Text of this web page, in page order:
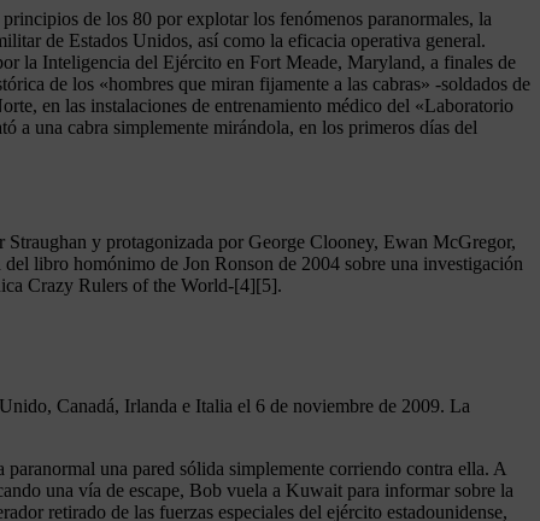
de los 80 por explotar los fenómenos paranormales, la
de Estados Unidos, así como la eficacia operativa general.
la Inteligencia del Ejército en Fort Meade, Maryland, a finales de
de los «hombres que miran fijamente a las cabras» -soldados de
en las instalaciones de entrenamiento médico del «Laboratorio
a una cabra simplemente mirándola, en los primeros días del
y protagonizada por George Clooney, Ewan McGregor,
libro homónimo de Jon Ronson de 2004 sobre una investigación
Crazy Rulers of the World-[4][5].
Canadá, Irlanda e Italia el 6 de noviembre de 2009. La
una pared sólida simplemente corriendo contra ella. A
una vía de escape, Bob vuela a Kuwait para informar sobre la
retirado de las fuerzas especiales del ejército estadounidense,